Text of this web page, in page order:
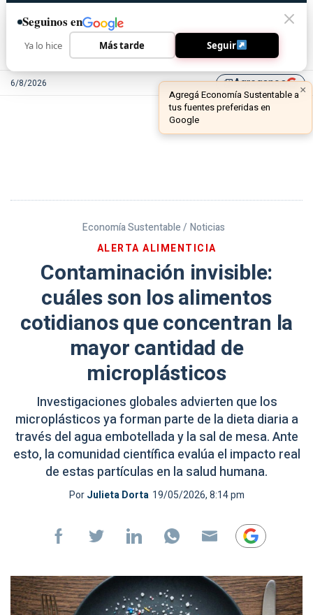
6/8/2026 library_addAgreganos
Economía Sustentable / Noticias
ALERTA ALIMENTICIA
Contaminación invisible:
cuáles son los alimentos
cotidianos que concentran la
mayor cantidad de
microplásticos
Investigaciones globales advierten que los
microplásticos ya forman parte de la dieta diaria a
través del agua embotellada y la sal de mesa. Ante
esto, la comunidad científica evalúa el impacto real
de estas partículas en la salud humana.
PorJulieta Dorta 19/05/2026, 8:14 pm
Seguinos en
Ya lo hice Más tarde Seguir